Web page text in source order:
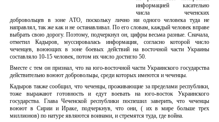
информацией касательно
числа чеченских
добровольцев в зоне АТО, поскольку лично ни одного человека туда не
направлял, так же как и не останавливал. По его словам, каждый человек вправе
выбрать свою дорогу. Поэтому, подчеркнул он, цифры весьма разные. Сначала,
отметил Кадыров, муссировалась информация, согласно которой число
чеченцев, воюющих в зоне боевых действий на восточной части Украины
составляло 10-15 человек, потом их число достигло 50.
Вместе с тем он признал, что на юго-восточной части Украинского государства
действительно воюют добровольцы, среди которых имеются и чеченцы.
Кадыров также сообщил, что чеченцы, проживающие за пределами республики,
тоже выражают готовность и едут воевать на юго-восток Украинского
государства. Глава Чеченской республики поспешил заверить, что чеченцы
воюют в Сирии и Ираке, подчеркнув, что они, ( их в мире больше трех
миллионов) по натуре являются воинами, и стремятся туда, где война.